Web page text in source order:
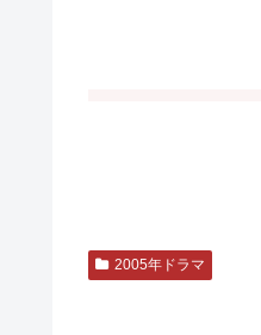
2005年ドラマ